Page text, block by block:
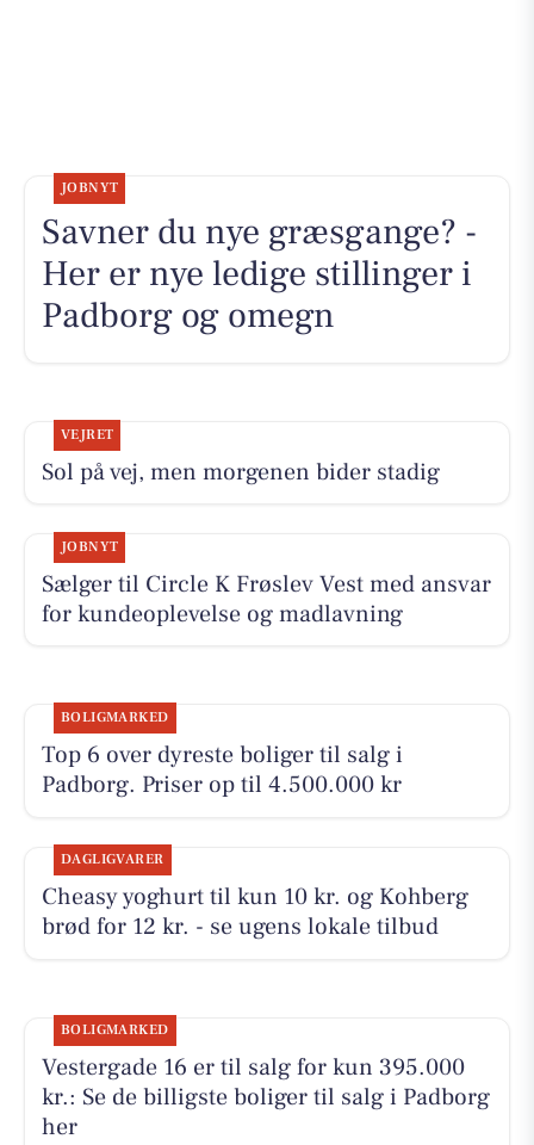
JOBNYT
Savner du nye græsgange? -
Her er nye ledige stillinger i
Padborg og omegn
VEJRET
Sol på vej, men morgenen bider stadig
JOBNYT
Sælger til Circle K Frøslev Vest med ansvar
for kundeoplevelse og madlavning
BOLIGMARKED
Top 6 over dyreste boliger til salg i
Padborg. Priser op til 4.500.000 kr
DAGLIGVARER
Cheasy yoghurt til kun 10 kr. og Kohberg
brød for 12 kr. - se ugens lokale tilbud
BOLIGMARKED
Vestergade 16 er til salg for kun 395.000
kr.: Se de billigste boliger til salg i Padborg
her